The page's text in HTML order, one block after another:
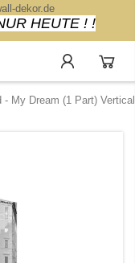
dekor.de
HEUTE ! !
- My Dream (1 Part) Vertical